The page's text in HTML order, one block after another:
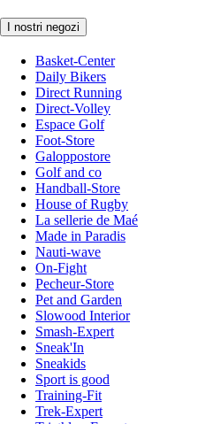
I nostri negozi
Basket-Center
Daily Bikers
Direct Running
Direct-Volley
Espace Golf
Foot-Store
Galoppostore
Golf and co
Handball-Store
House of Rugby
La sellerie de Maé
Made in Paradis
Nauti-wave
On-Fight
Pecheur-Store
Pet and Garden
Slowood Interior
Smash-Expert
Sneak'In
Sneakids
Sport is good
Training-Fit
Trek-Expert